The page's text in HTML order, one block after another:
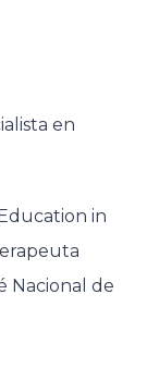
en
in
Nacional de